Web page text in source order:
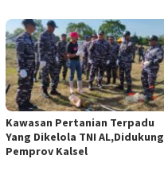
Kawasan Pertanian Terpadu
Yang Dikelola TNI AL,Didukung
Pemprov Kalsel